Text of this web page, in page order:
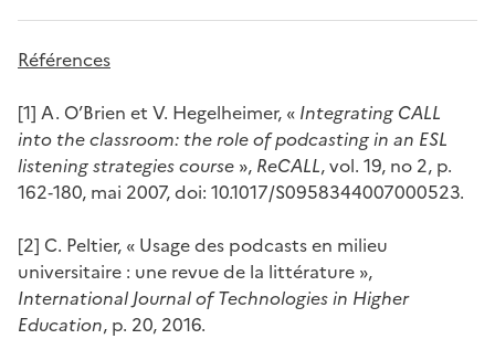
Références
[1] A. O’Brien et V. Hegelheimer, « Integrating CALL
into the classroom: the role of podcasting in an ESL
listening strategies course », ReCALL, vol. 19, no 2, p.
162‑180, mai 2007, doi: 10.1017/S0958344007000523.
[2] C. Peltier, « Usage des podcasts en milieu
universitaire : une revue de la littérature »,
International Journal of Technologies in Higher
Education, p. 20, 2016.